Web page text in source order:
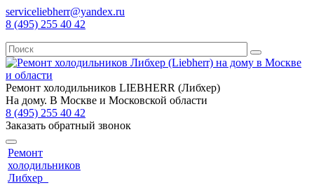
serviceliebherr@yandex.ru
8 (495) 255 40 42
Ремонт холодильников LIEBHERR (Либхер)
На дому. В Москве и Московской области
8 (495) 255 40 42
Заказать обратный звонок
Ремонт
холодильников
Либхер